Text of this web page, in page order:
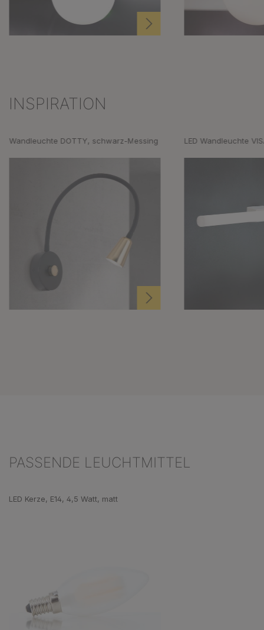
Produktgalerie überspringen
INSPIRATION
Wandleuchte DOTTY, schwarz-Messing LED Wandleuchte
PASSENDE LEUCHTMITTEL
LED Kerze, E14, 4,5 Watt, matt